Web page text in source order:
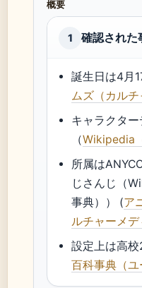
概要
1 確認された
誕生日は4月
ムズ（カルチ
キャラクタ
（Wikipedia
所属は
じさんじ（
事典）） (ア
ルチャーメデ
設定上は高
百科事典（ユ